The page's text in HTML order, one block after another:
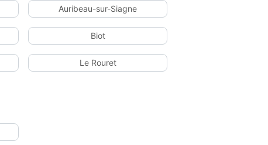
Auribeau-sur-Siagne
Biot
Le Rouret